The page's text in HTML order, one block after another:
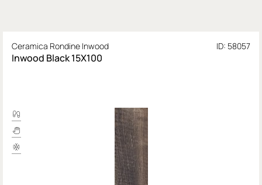
Ceramica Rondine Inwood ID: 58057
Inwood Black 15X100